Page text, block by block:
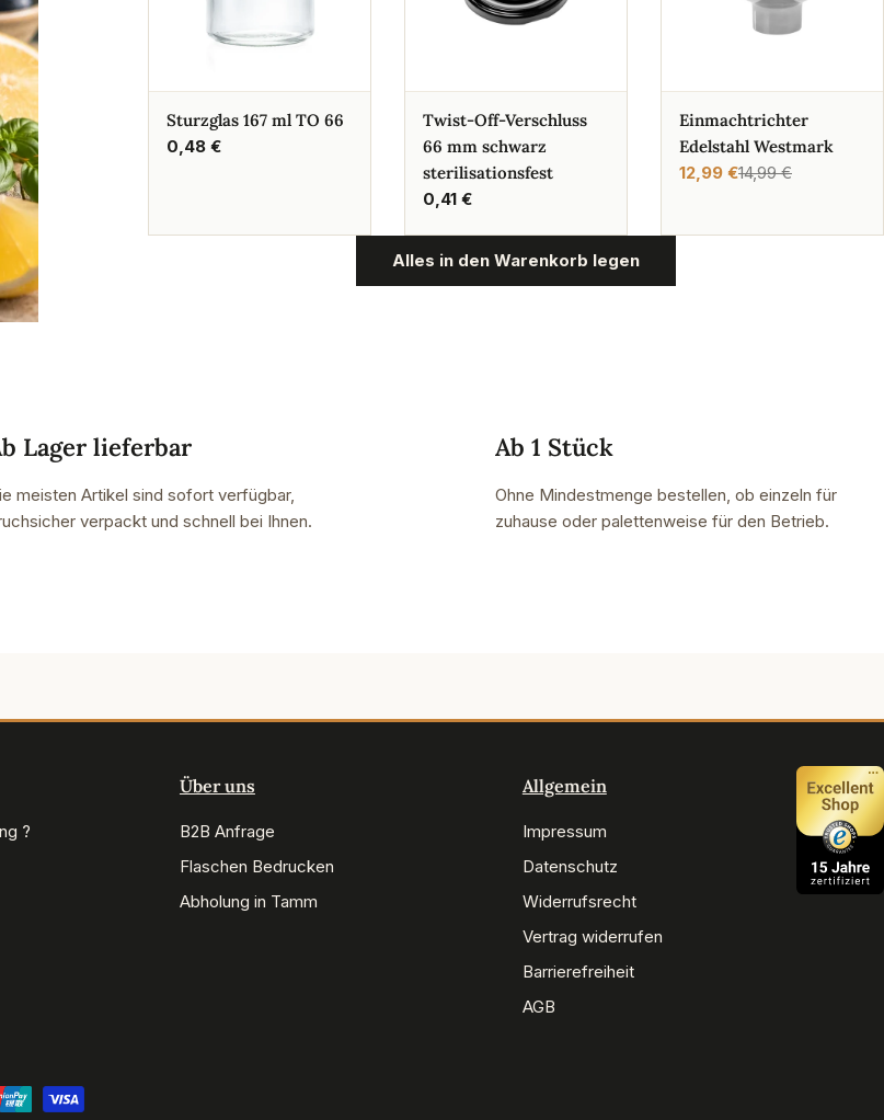
Sturzglas 167 ml TO 66
Regulärer
0,48 €
Twist-Off-Verschluss
66 mm schwarz
sterilisationsfest
Regulärer
0,41 €
Einmachtrichter
Edelstahl Westmark
Verkaufspreis
12,99 €
Regulärer14,99 €
Alles in den Warenkorb legen
Lager lieferbar
meisten Artikel sind sofort verfügbar,
verpackt und schnell bei Ihnen.
Ab 1 Stück
Ohne Mindestmenge bestellen, ob einzeln für
zuhause oder palettenweise für den Betrieb.
?
Über uns
B2B Anfrage
Flaschen Bedrucken
Abholung in Tamm
Allgemein
Impressum
Datenschutz
Widerrufsrecht
Vertrag widerrufen
Barrierefreiheit
AGB